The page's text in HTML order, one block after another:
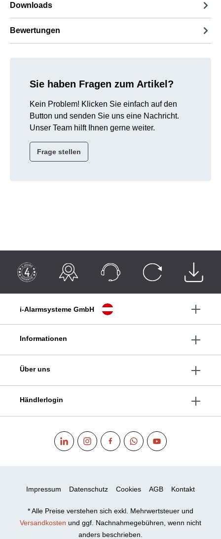
Downloads
Bewertungen
Sie haben Fragen zum Artikel?
Kein Problem! Klicken Sie einfach auf den
Button und senden Sie uns eine Nachricht.
Unser Team hilft Ihnen gerne weiter.
Frage stellen
i-Alarmsysteme GmbH
Informationen
Über uns
Händlerlogin
Impressum Datenschutz Cookies AGB Kontakt
* Alle Preise verstehen sich exkl. Mehrwertsteuer und
Versandkosten und ggf. Nachnahmegebühren, wenn nicht
anders beschrieben.